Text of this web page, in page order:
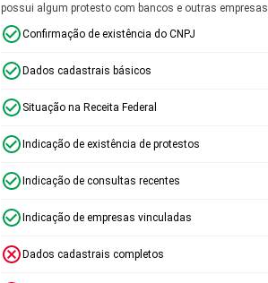
possui algum protesto com bancos e outras empresas.
Confirmação de existência do CNPJ
Dados cadastrais básicos
Situação na Receita Federal
Indicação de existência de protestos
Indicação de consultas recentes
Indicação de empresas vinculadas
Dados cadastrais completos